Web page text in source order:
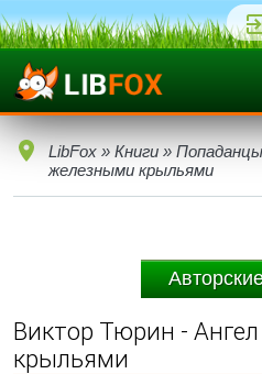
LibFox » Книги » Попаданцы
железными крыльями
Виктор Тюрин -
крыльями